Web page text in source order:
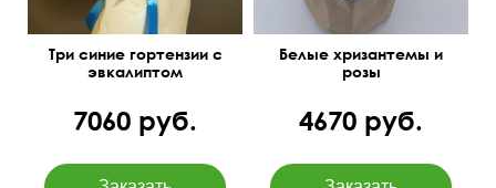
Три синие гортензии с
эвкалиптом
7060 руб.
Белые хризантемы и
розы
4670 руб.